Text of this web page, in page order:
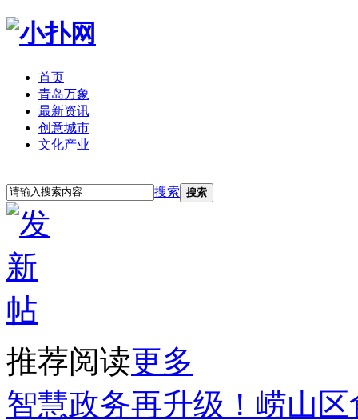
首页
青岛万象
最新资讯
创意城市
文化产业
搜索 搜索
推荐阅读更多
智慧政务再升级！崂山